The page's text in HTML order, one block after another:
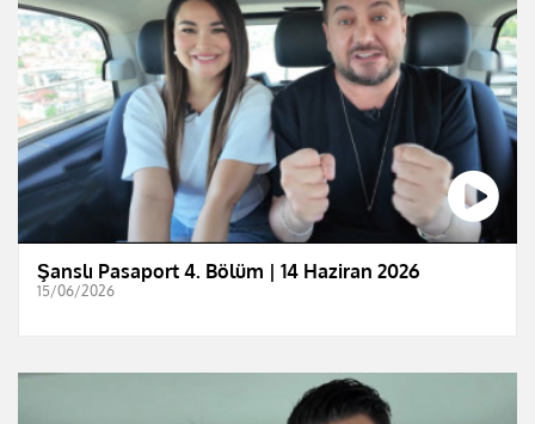
Şanslı Pasaport 4. Bölüm | 14 Haziran 2026
15/06/2026